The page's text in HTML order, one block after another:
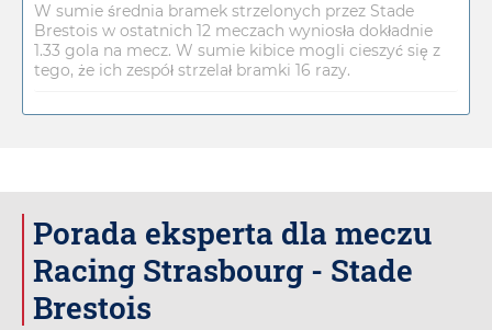
W sumie średnia bramek strzelonych przez Stade
Brestois w ostatnich 12 meczach wyniosła dokładnie
1.33 gola na mecz. W sumie kibice mogli cieszyć się z
tego, że ich zespół strzelał bramki 16 razy.
Porada eksperta dla meczu
Racing Strasbourg - Stade
Brestois